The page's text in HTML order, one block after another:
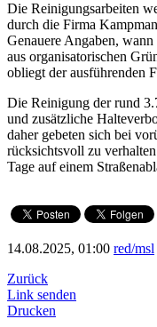
Die Reinigungsarbeiten
durch die Firma
Genauere Angaben,
aus organisatorischen
obliegt der ausführenden
Die Reinigung der rund
und zusätzliche
daher gebeten sich bei
rücksichtsvoll zu
Tage auf einem
14.08.2025, 01:00 red/msl
Zurück
Link senden
Drucken